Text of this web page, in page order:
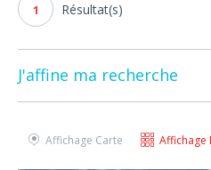
1 Résultat(s)
J'affine ma recherche
Affichage Carte Affichage